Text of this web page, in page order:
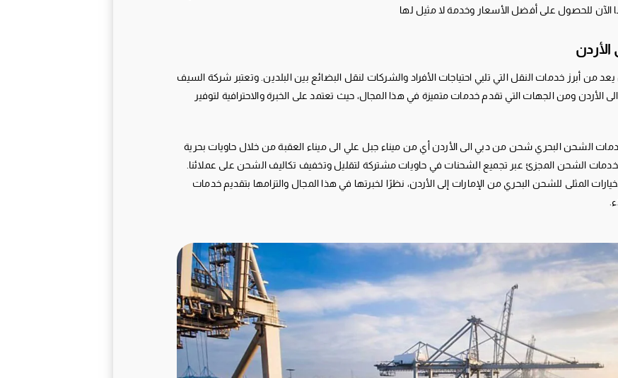
الآن للحصول على أفضل الأسعار وخدمة لا مثيل لها
يعد من أبرز خدمات النقل التي تلبي احتياجات الأفراد والشركات لنقل البضائع بين البلدين. وتعتبر شركة السيف
ومن الجهات التي تقدم خدمات متميزة في هذا المجال، حيث تعتمد على الخبرة والاحترافية لتوفير
الشحن البحري شحن من دبي الى الأردن أي من ميناء جبل علي الى ميناء العقبة من خلال حاويات بحرية
لخدمات الشحن المجزئ عبر تجميع الشحنات في حاويات مشتركة لتقليل وتخفيف تكاليف الشحن على عملائنا.
المثلى للشحن البحري من الإمارات إلى الأردن، نظرًا لخبرتها في هذا المجال والتزامها بتقديم خدمات